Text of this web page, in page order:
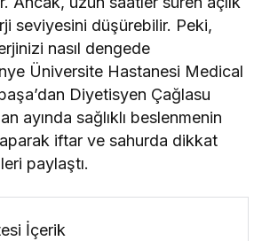
seviyesini düşürebilir. Peki,
nasıl dengede
Üniversite Hastanesi Medical
Diyetisyen Çağlasu
ayında sağlıklı beslenmenin
iftar ve sahurda dikkat
paylaştı.
İçerik